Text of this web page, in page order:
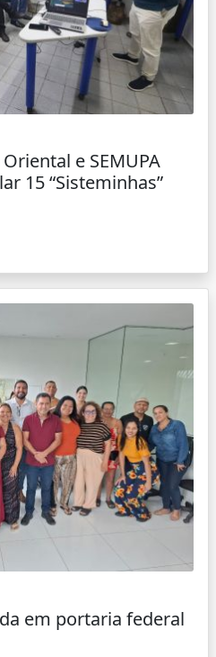
e SEMUPA
15 “Sisteminhas”
em portaria federal